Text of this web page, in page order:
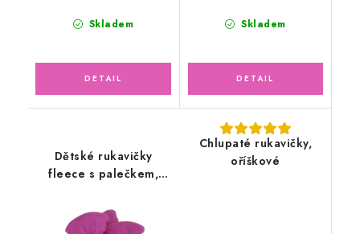
Skladem Skladem
Dětské rukavičky
fleece s palečkem,
Chlupaté rukavičky,
oříškové